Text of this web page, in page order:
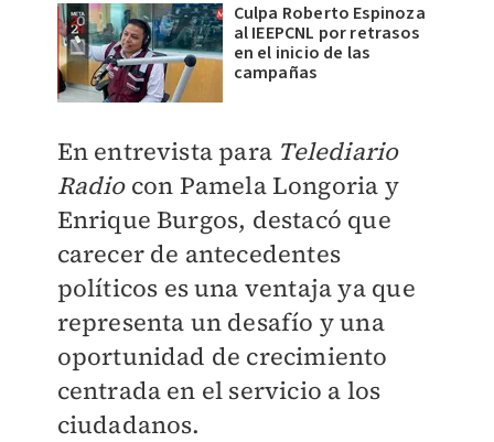
Culpa Roberto Espinoza
al IEEPCNL por retrasos
en el inicio de las
campañas
En entrevista para Telediario
Radiocon Pamela Longoria y
Enrique Burgos, destacó que
carecer de antecedentes
políticos es una ventaja ya que
representa un desafío y una
oportunidad de crecimiento
centrada en el servicio a los
ciudadanos.